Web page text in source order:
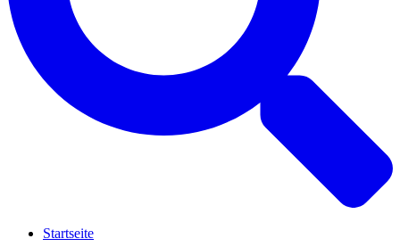
Startseite